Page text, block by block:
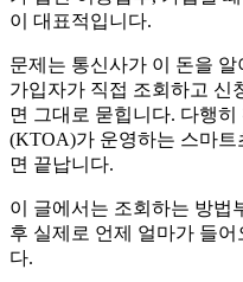
이 대표적입니다.
문제는 통신사가 이 돈을
가입자가 직접 조회하고 신
면 그대로 묻힙니다. 다행
(KTOA)가 운영하는 스마트
면 끝납니다.
이 글에서는 조회하는 방법
후 실제로 언제 얼마가 들
다.